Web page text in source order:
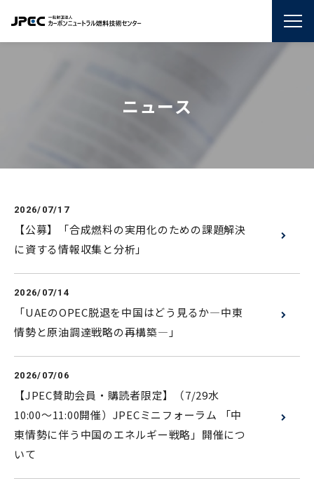
ニュース
2026/07/17
【公募】「合成燃料の実用化のための課題解決
に資する情報収集と分析」
2026/07/14
「UAEのOPEC脱退を中国はどう見るか―中東
情勢と原油調達戦略の再構築―」
2026/07/06
【JPEC賛助会員・購読者限定】（7/29水
10:00～11:00開催）JPECミニフォーラム 「中
東情勢に伴う中国のエネルギー戦略」開催につ
いて